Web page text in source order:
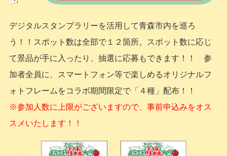
デジタルスタンプラリーを活用して青森市内を巡ろ
う！！スポット数は全部で１２箇所。スポット数に応じ
て景品が手に入ったり、抽選に応募もできます！！ 参
加者全員に、スマートフォン等で楽しめるオリジナルフ
ォトフレームをコラボ期間限定で「４種」配布！！
※参加人数に上限がございますので、事前申込みをオス
スメいたします！！